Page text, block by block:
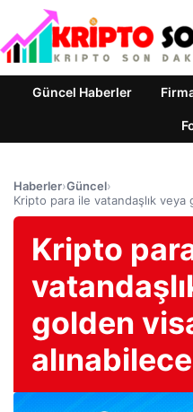
Güncel Haberler
Haberler›Güncel›
Kripto para ile vatandaşlık veya
Kripto
golden